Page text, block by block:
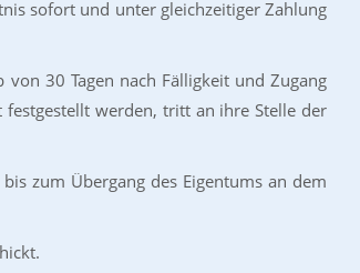
sofort und unter gleichzeitiger Zahlung
30 Tagen nach Fälligkeit und Zugang
festgestellt werden, tritt an ihre Stelle der
zum Übergang des Eigentums an dem